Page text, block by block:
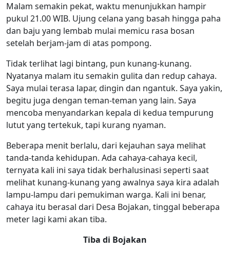
Malam semakin pekat, waktu menunjukkan hampir
pukul 21.00 WIB. Ujung celana yang basah hingga paha
dan baju yang lembab mulai memicu rasa bosan
setelah berjam-jam di atas pompong.
Tidak terlihat lagi bintang, pun kunang-kunang.
Nyatanya malam itu semakin gulita dan redup cahaya.
Saya mulai terasa lapar, dingin dan ngantuk. Saya yakin,
begitu juga dengan teman-teman yang lain. Saya
mencoba menyandarkan kepala di kedua tempurung
lutut yang tertekuk, tapi kurang nyaman.
Beberapa menit berlalu, dari kejauhan saya melihat
tanda-tanda kehidupan. Ada cahaya-cahaya kecil,
ternyata kali ini saya tidak berhalusinasi seperti saat
melihat kunang-kunang yang awalnya saya kira adalah
lampu-lampu dari pemukiman warga. Kali ini benar,
cahaya itu berasal dari Desa Bojakan, tinggal beberapa
meter lagi kami akan tiba.
Tiba di Bojakan